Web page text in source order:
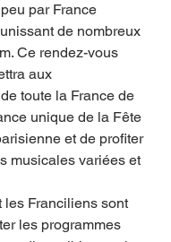
par France
de nombreux
Ce rendez-vous
aux
toute la France de
unique de la Fête
et de profiter
musicales variées et
les Franciliens sont
les programmes